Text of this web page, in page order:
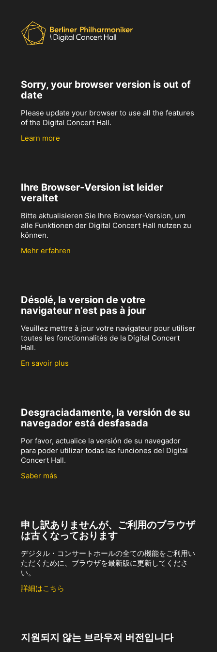
Sorry, your browser version is out of
date
Please update your browser to use all the features
of the Digital Concert Hall.
Learn more
Ihre Browser-Version ist leider
veraltet
Bitte aktualisieren Sie Ihre Browser-Version, um
alle Funktionen der Digital Concert Hall nutzen zu
können.
Mehr erfahren
Désolé, la version de votre
navigateur n’est pas à jour
Veuillez mettre à jour votre navigateur pour utiliser
toutes les fonctionnalités de la Digital Concert
Hall.
En savoir plus
Desgraciadamente, la versión de su
navegador está desfasada
Por favor, actualice la versión de su navegador
para poder utilizar todas las funciones del Digital
Concert Hall.
Saber más
申し訳ありませんが、ご利用のブラウザ
は古くなっております
デジタル・コンサートホールの全ての機能をご利用い
ただくために、ブラウザを最新版に更新してくださ
い。
詳細はこちら
지원되지 않는 브라우저 버전입니다